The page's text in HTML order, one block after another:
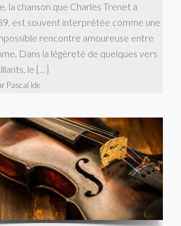
la chanson que Charles Trenet a
est souvent interprétée comme une
rencontre amoureuse entre
Dans la légèreté de quelques vers
le […]
Pascal Ide